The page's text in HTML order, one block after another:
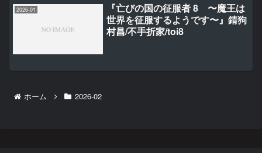
2026-01
『亡びの国の征服者 8 〜魔王は
世界を征服するようです〜』錆狗
村昌/不手折家/toi8
ホーム 2026-02